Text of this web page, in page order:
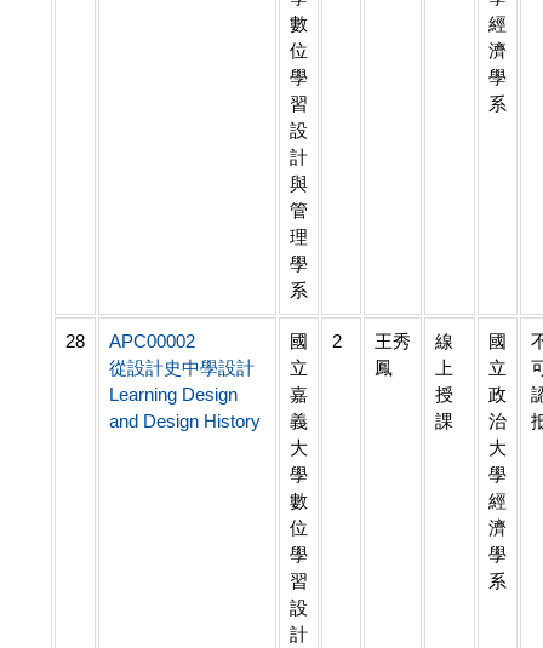
數
位
學
習
設
計
與
管
理
學
系
經
濟
學
系
28
APC00002
從設計史中學設計
Learning Design
and Design History
國
立
嘉
義
大
學
數
位
學
習
設
計
2
王秀
鳳
線
上
授
課
國
立
政
治
大
學
經
濟
學
系